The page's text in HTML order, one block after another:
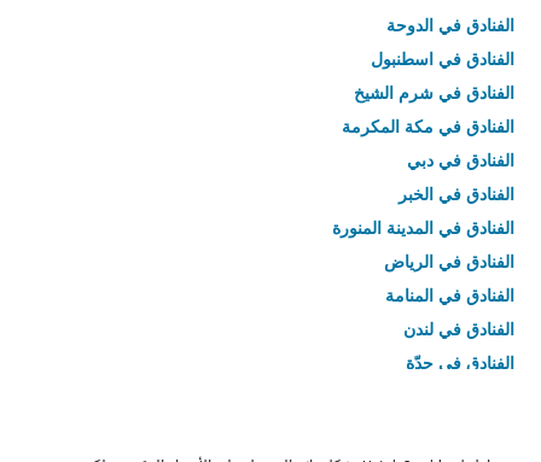
الفنادق في الدوحة
الفنادق في اسطنبول
الفنادق في شرم الشيخ
الفنادق في مكة المكرمة
الفنادق في دبي
الفنادق في الخبر
الفنادق في المدينة المنورة
الفنادق في الرياض
الفنادق في المنامة
الفنادق في لندن
الفنادق في جدّة